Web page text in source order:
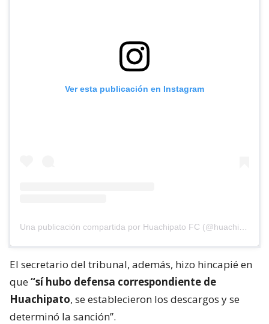
Ver esta publicación en Instagram
El secretario del tribunal, además, hizo hincapié en
que“sí hubo defensa correspondiente de
Huachipato, se establecieron los descargos y se
determinó la sanción”.